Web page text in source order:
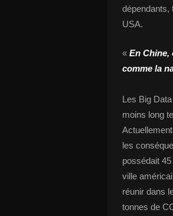
dépendants,
USA.
« En Chine,
comme la
Les Big
moins long
les
possédait
ville
réunir dans
tonnes de